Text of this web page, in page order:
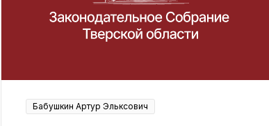
Бабушкин Артур Эльксович